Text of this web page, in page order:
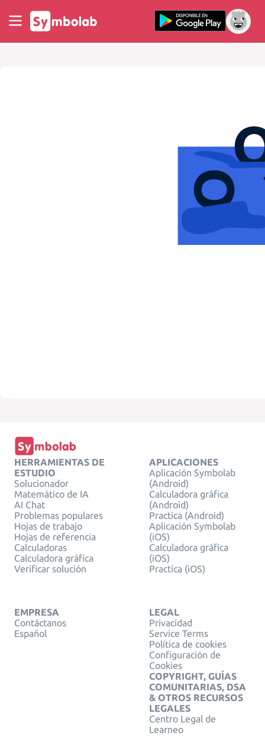
HERRAMIENTAS DE
ESTUDIO
Solucionador
Matemático de IA
AI Chat
Problemas populares
Hojas de trabajo
Hojas de referencia
Calculadoras
Calculadora gráfica
Verificar solución
APLICACIONES
Aplicación Symbolab
(Android)
Calculadora gráfica
(Android)
Practica (Android)
Aplicación Symbolab
(iOS)
Calculadora gráfica
(iOS)
Practica (iOS)
EMPRESA
Contáctanos
Español
LEGAL
Privacidad
Service Terms
Política de cookies
Configuración de
Cookies
COPYRIGHT, GUÍAS
COMUNITARIAS, DSA
& OTROS RECURSOS
LEGALES
Centro Legal de
Learneo